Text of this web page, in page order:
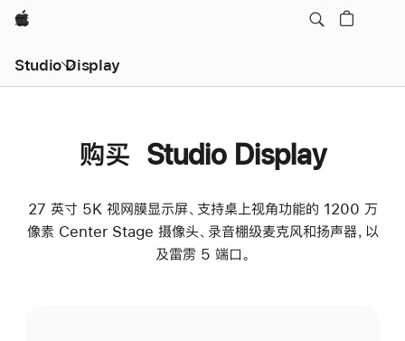
Apple
Studio Display
购买 Studio Display
27 英寸 5K 视网膜显示屏、支持桌上视角功能的 1200 万
像素 Center Stage 摄像头、录音棚级麦克风和扬声器，以
及雷雳 5 端口。